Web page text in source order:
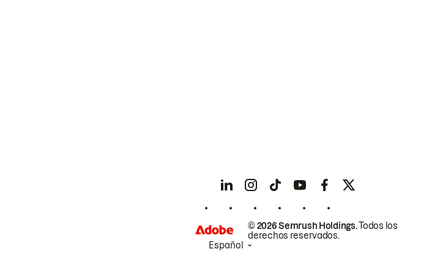
© 2026 Semrush Holdings.Todos los
derechos reservados.
Español